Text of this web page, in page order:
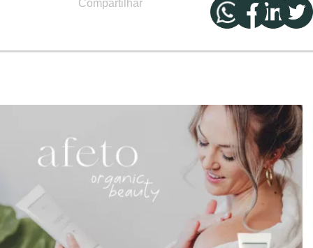
Compartilhar